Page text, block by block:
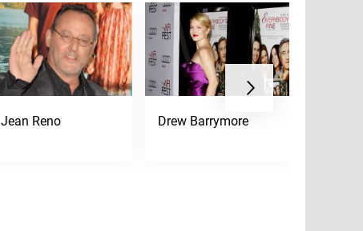
Jean Reno Drew Barrymore